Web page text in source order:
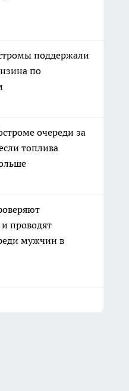
поддержали
по
очереди за
топлива
проводят
мужчин в